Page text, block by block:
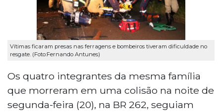
Vítimas ficaram presas nas ferragens e bombeiros tiveram dificuldade no
resgate. (Foto:Fernando Antunes)
Os quatro integrantes da mesma família
que morreram em uma colisão na noite de
segunda-feira (20), na BR 262, seguiam